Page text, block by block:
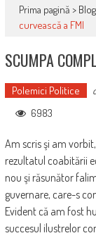
Prima pagină > Blog
curvească a FMI
SCUMPA
Polemici Politice
6983
Am scris şi am
rezultatul coabitării
nou şi răsunător
guvernare, care-s
Evident că am fost
succesul ilustrelor